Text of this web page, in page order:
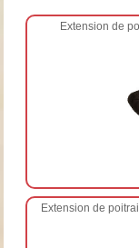
Extension de
Extension de